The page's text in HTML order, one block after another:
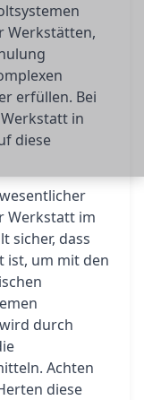
Werkstätten,
erfüllen. Bei
in
diese
Werkstatt im
sicher, dass
ist, um mit den
durch
Achten
diese